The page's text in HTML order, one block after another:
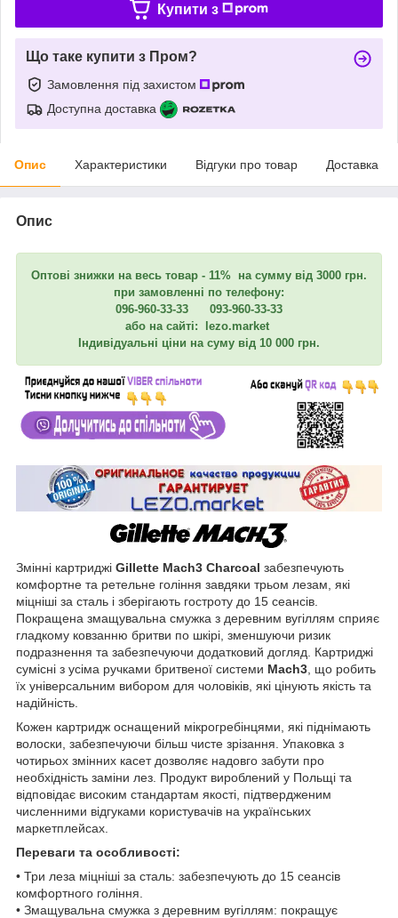
Купити з
Що таке купити з Пром?
Замовлення під захистом
Доступна доставка
Опис Характеристики Відгуки про товар Доставка
Опис
Оптові знижки на весь товар - 11% на сумму від 3000 грн.
при замовленні по телефону:
096-960-33-33 093-960-33-33
або на сайті: lezo.market
Індивідуальні ціни на суму від 10 000 грн.
Змінні картриджі Gillette Mach3 Charcoal забезпечують
комфортне та ретельне гоління завдяки трьом лезам, які
міцніші за сталь і зберігають гостроту до 15 сеансів.
Покращена змащувальна смужка з деревним вугіллям сприяє
гладкому ковзанню бритви по шкірі, зменшуючи ризик
подразнення та забезпечуючи додатковий догляд. Картриджі
сумісні з усіма ручками бритвеної системи Mach3 , що робить
їх універсальним вибором для чоловіків, які цінують якість та
надійність.
Кожен картридж оснащений мікрогребінцями, які піднімають
волоски, забезпечуючи більш чисте зрізання. Упаковка з
чотирьох змінних касет дозволяє надовго забути про
необхідність заміни лез. Продукт вироблений у Польщі та
відповідає високим стандартам якості, підтвердженим
численними відгуками користувачів на українських
маркетплейсах.
Переваги та особливості:
• Три леза міцніші за сталь: забезпечують до 15 сеансів
комфортного гоління.
• Змащувальна смужка з деревним вугіллям: покращує